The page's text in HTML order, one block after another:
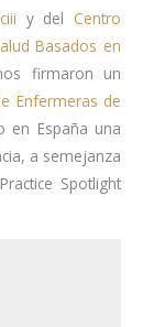
y del Centro
Basados en
firmaron un
Enfermeras de
en España una
a semejanza
Spotlight